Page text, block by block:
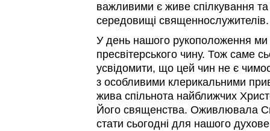
важливими є живе спілкування
середовищі священнослужителів.
У день нашого рукоположення
пресвітерського чину. Тож саме
усвідомити, що цей чин не є
з особливими клерикальними
жива спільнота найближчих
Його священства. Оживлювала
стати сьогодні для нашого